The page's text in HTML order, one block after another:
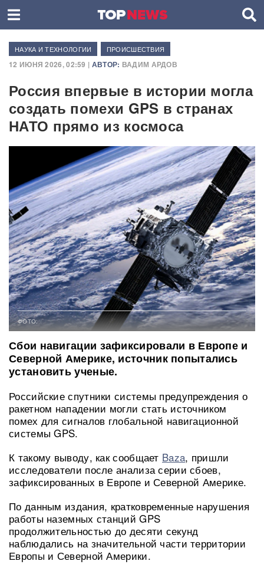
НАУКА И ТЕХНОЛОГИИ ПРОИСШЕСТВИЯ
12 ИЮНЯ 2026, 02:59 | АВТОР: ВАДИМ АРДОВ
Россия впервые в истории могла
создать помехи GPS в странах
НАТО прямо из космоса
ФОТО:
Сбои навигации зафиксировали в Европе и
Северной Америке, источник попытались
установить ученые.
Российские спутники системы предупреждения о
ракетном нападении могли стать источником
помех для сигналов глобальной навигационной
системы GPS.
К такому выводу, как сообщает Baza, пришли
исследователи после анализа серии сбоев,
зафиксированных в Европе и Северной Америке.
По данным издания, кратковременные нарушения
работы наземных станций GPS
продолжительностью до десяти секунд
наблюдались на значительной части территории
Европы и Северной Америки.